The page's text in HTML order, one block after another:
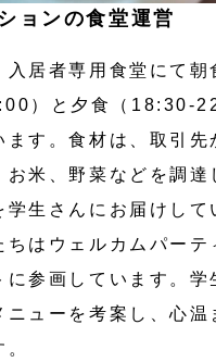
ョンの食堂運営
入居者専用食堂にて
）と夕食（18:30-
ます。食材は、取引先
お米、野菜などを調達
学生さんにお届けして
ちはウェルカムパーテ
に参画しています。学
ニューを考案し、心温